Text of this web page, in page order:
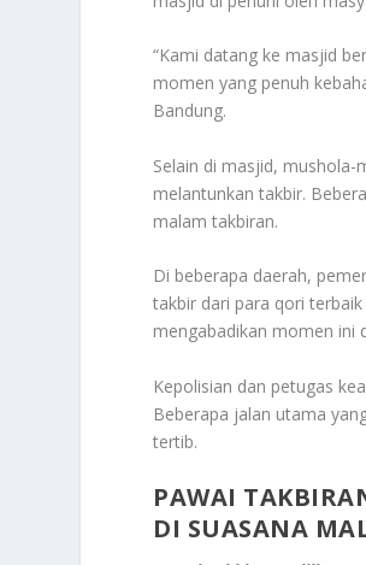
“Kami datang ke masjid
momen yang penuh
Bandung.
Selain di masjid,
melantunkan takbir.
malam takbiran.
Di beberapa daerah,
takbir dari para qori
mengabadikan momen ini
Kepolisian dan petugas
Beberapa jalan utama
tertib.
PAWAI
DI SUASANA